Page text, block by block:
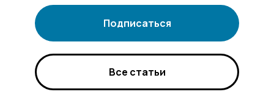
Подписаться
Все статьи